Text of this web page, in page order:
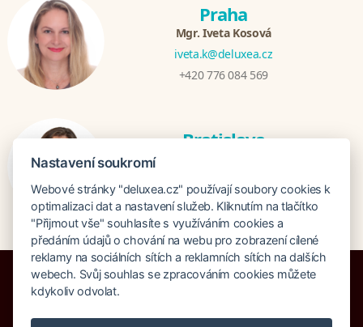
Praha
Mgr. Iveta Kosová
iveta.k@deluxea.cz
+420 776 084 569
Bratislava
+421 948 759 074
Nastavení soukromí
Webové stránky "deluxea.cz" používají soubory cookies k
optimalizaci dat a nastavení služeb. Kliknutím na tlačítko
"Přijmout vše" souhlasíte s využíváním cookies a
předáním údajů o chování na webu pro zobrazení cílené
reklamy na sociálních sítích a reklamních sítích na dalších
webech. Svůj souhlas se zpracováním cookies můžete
kdykoliv odvolat.